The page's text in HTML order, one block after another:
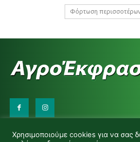
Φόρτωση
d.makas@yahoo.gr
Χρησιμοποιούμε cookies για να σας